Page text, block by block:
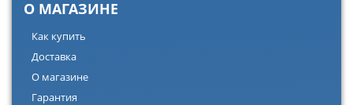
О МАГАЗИНЕ
Как купить
Доставка
О магазине
Гарантия